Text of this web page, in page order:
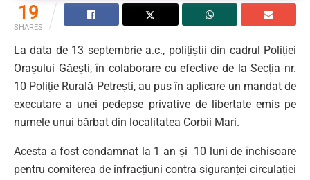
19
SHARES
La data de 13 septembrie a.c., polițiștii din cadrul Poliției
Orașului Găești, în colaborare cu efective de la Secția nr.
10 Poliție Rurală Petrești, au pus în aplicare un mandat de
executare a unei pedepse privative de libertate emis pe
numele unui bărbat din localitatea Corbii Mari.
Acesta a fost condamnat la 1 an și 10 luni de închisoare
pentru comiterea de infracțiuni contra siguranței circulației